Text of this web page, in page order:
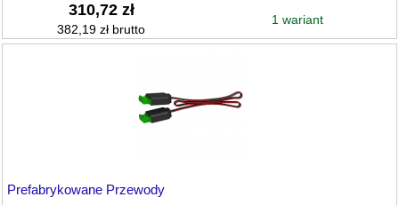
310,72 zł
382,19 zł brutto
1 wariant
Prefabrykowane Przewody